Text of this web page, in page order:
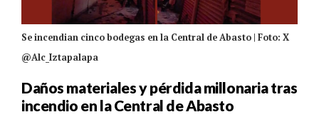
Se incendian cinco bodegas en la Central de Abasto | Foto: X
@Alc_Iztapalapa
Daños materiales y pérdida millonaria tras
incendio en la Central de Abasto